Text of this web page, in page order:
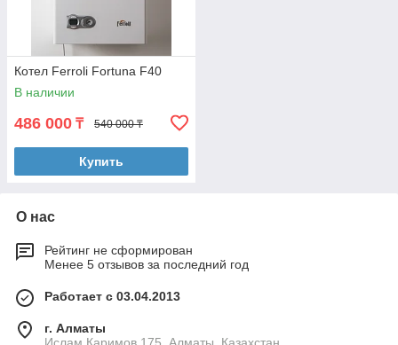
Котел Ferroli Fortuna F40
В наличии
486 000 ₸ 540 000 ₸
Купить
О нас
Рейтинг не сформирован
Менее 5 отзывов за последний год
Работает с 03.04.2013
г. Алматы